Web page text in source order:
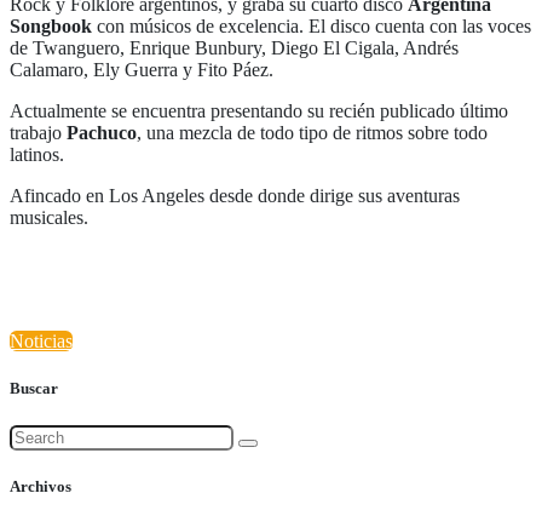
Songbook con músicos de excelencia. El disco cuenta con las voces
de Twanguero, Enrique Bunbury, Diego El Cigala, Andrés
Calamaro, Ely Guerra y Fito Páez.
Actualmente se encuentra presentando su recién publicado último
trabajo Pachuco, una mezcla de todo tipo de ritmos sobre todo
latinos.
Afincado en Los Angeles desde donde dirige sus aventuras
musicales.
Noticias
Buscar
Archivos